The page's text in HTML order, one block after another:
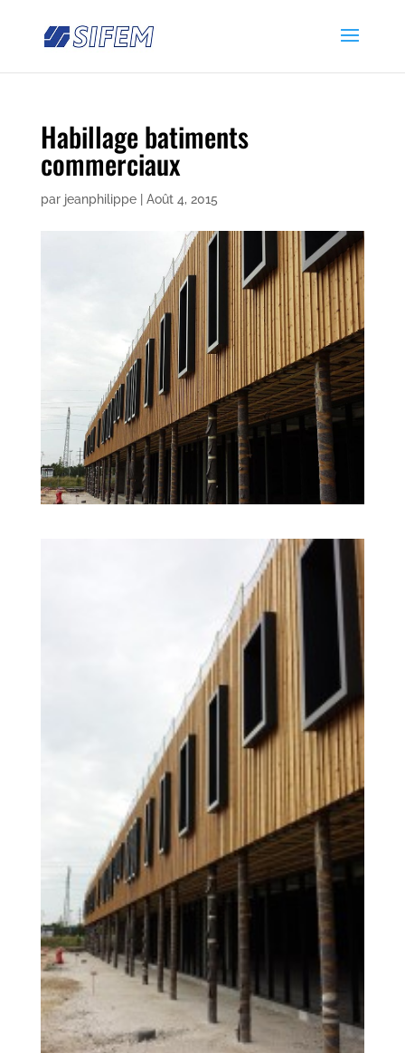
Habillage batiments
commerciaux
par jeanphilippe| Août 4, 2015